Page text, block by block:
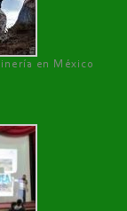
en México